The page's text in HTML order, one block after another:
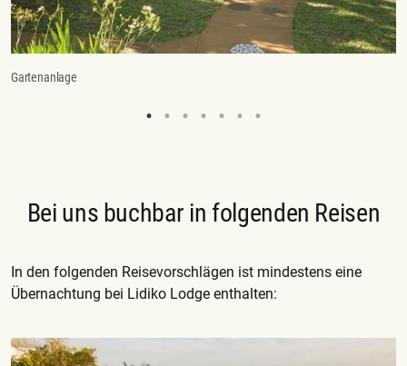
Gartenanlage
Bei uns buchbar in folgenden Reisen
In den folgenden Reisevorschlägen ist mindestens eine
Übernachtung bei Lidiko Lodge enthalten: